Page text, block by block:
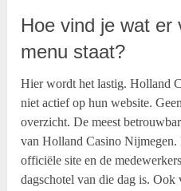
Hoe vind je wat er
menu staat?
Hier wordt het lastig. Holland
niet actief op hun website.
overzicht. De meest
van Holland Casino Nijmegen.
officiële site en de
dagschotel van die dag is. Ook